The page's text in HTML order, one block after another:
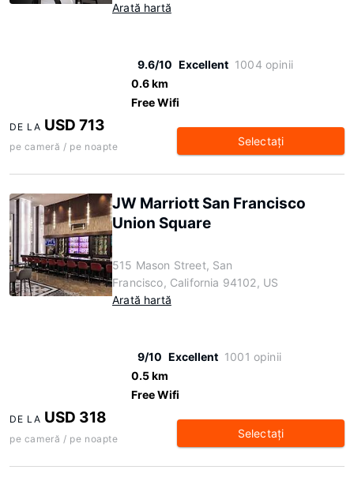
Arată hartă
9.6/10 Excellent 1004 opinii
0.6 km
Free Wifi
DE LA USD 713
pe cameră / pe noapte Selectaţi
JW Marriott San Francisco
Union Square
515 Mason Street, San
Francisco, California 94102, US
Arată hartă
9/10 Excellent 1001 opinii
0.5 km
Free Wifi
DE LA USD 318
pe cameră / pe noapte Selectaţi